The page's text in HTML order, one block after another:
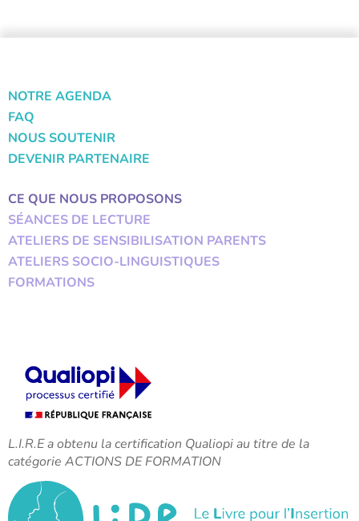
NOTRE AGENDA
FAQ
NOUS SOUTENIR
DEVENIR PARTENAIRE
CE QUE NOUS PROPOSONS
SÉANCES DE LECTURE
ATELIERS DE SENSIBILISATION PARENTS
ATELIERS SOCIO-LINGUISTIQUES
FORMATIONS
L.I.R.E a obtenu la certification Qualiopi au titre de la
catégorie ACTIONS DE FORMATION